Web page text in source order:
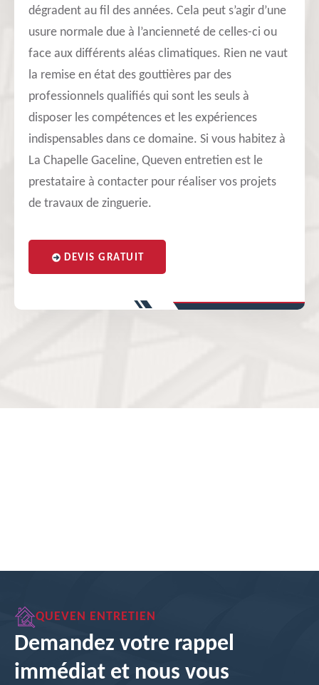
dégradent au fil des années. Cela peut s’agir d’une
usure normale due à l’ancienneté de celles-ci ou
face aux différents aléas climatiques. Rien ne vaut
la remise en état des gouttières par des
professionnels qualifiés qui sont les seuls à
disposer les compétences et les expériences
indispensables dans ce domaine. Si vous habitez à
La Chapelle Gaceline, Queven entretien est le
prestataire à contacter pour réaliser vos projets
de travaux de zinguerie.
DEVIS GRATUIT
QUEVEN ENTRETIEN
Demandez votre rappel
immédiat et nous vous